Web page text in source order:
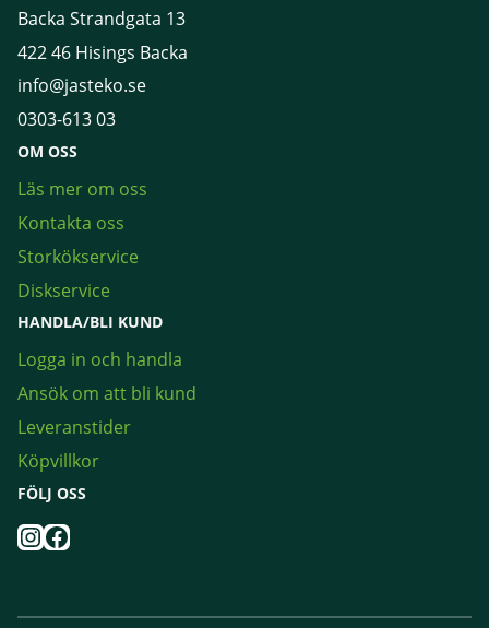
Backa Strandgata 13
422 46 Hisings Backa
info@jasteko.se
0303-613 03
OM OSS
Läs mer om oss
Kontakta oss
Storkökservice
Diskservice
HANDLA/BLI KUND
Logga in och handla
Ansök om att bli kund
Leveranstider
Köpvillkor
FÖLJ OSS
Instagram
Facebook